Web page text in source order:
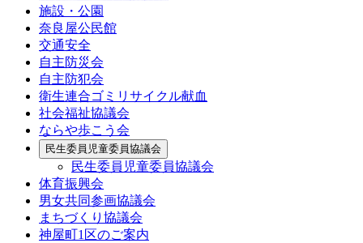
施設・公園
奈良屋公民館
交通安全
自主防災会
自主防犯会
衛生連合ゴミリサイクル献血
社会福祉協議会
ならや歩こう会
民生委員児童委員協議会
民生委員児童委員協議会
体育振興会
男女共同参画協議会
まちづくり協議会
神屋町1区のご案内